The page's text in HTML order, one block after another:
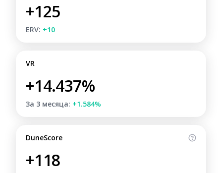
+125
ERV: +10
VR
+14.437%
За 3 месяца: +1.584%
DuneScore
+118